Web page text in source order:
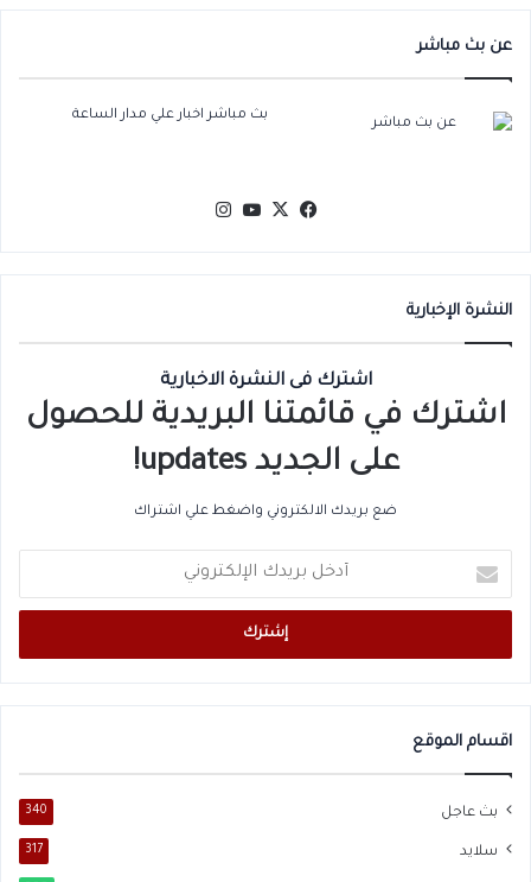
عن بث مباشر
بث مباشر اخبار علي مدار الساعة
فيسبوك
‫X
‫YouTube
النشرة الإخبارية
اشترك فى النشرة الاخبارية
اشترك في قائمتنا البريدية للحصول
على الجديد updates!
ضع بريدك الالكتروني واضغط علي اشتراك
بريدك
الإلكتروني
اقسام الموقع
بث عاجل 340
سلايد 317